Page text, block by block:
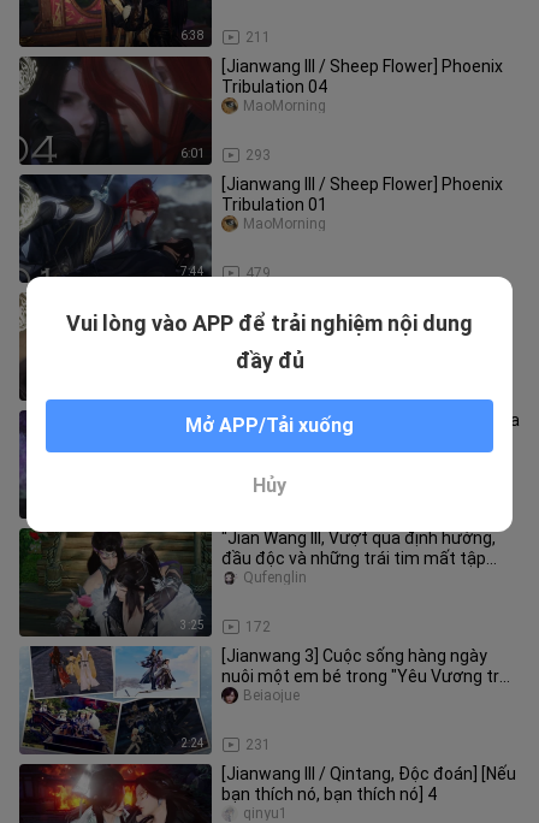
6:38 211
6:01
[Jianwang III / Sheep Flower] Phoenix
Tribulation 04
293
MaoMorning
7:44
[Jianwang III / Sheep Flower] Phoenix
Tribulation 01
479
MaoMorning
Tribulation 13
【Jianwang 3】 Vị quân chủ bất tử của
Penglai được gọi là Xiaohong · 3
3:25
"Jian Wang III, Vượt qua định hướng,
đầu độc và những trái tim mất tập
trung" Tyrant x Poison, Tập 6
172
Qufenglin
2:24
[Jianwang 3] Cuộc sống hàng ngày
nuôi một em bé trong "Yêu Vương trở
thành kẻ điên: Fanwai II", em b
231
Beiaojue
[Jianwang III / Qintang, Độc đoán] [Nếu
bạn thích nó, bạn thích nó] 4
qinyu1
Vui lòng vào APP để trải nghiệm nội dung
đầy đủ
Mở APP/Tải xuống
Hủy